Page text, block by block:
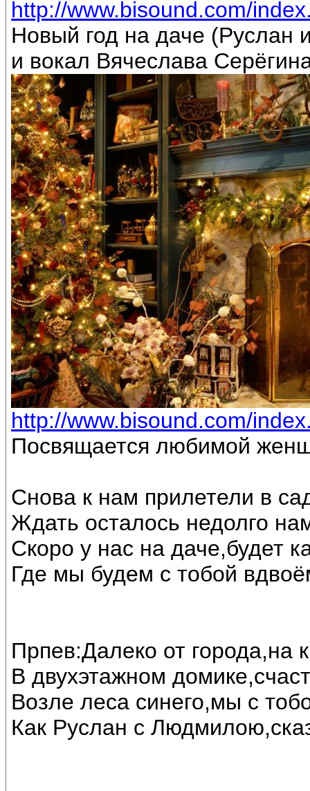
http://www.bisound.com/
Новый год на даче
и вокал Вячеслава
http://www.bisound.com/
Посвящается любимой
Снова к нам прилетели в
Ждать осталось недолго
Скоро у нас на даче,будет
Где мы будем с тобой
Прпев:Далеко от города,на
В двухэтажном
Возле леса синего,мы с
Как Руслан с